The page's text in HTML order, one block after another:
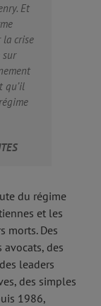
Et
la crise
sur
qu’il
du régime
et les
morts. Des
des
leaders
des simples
1986,